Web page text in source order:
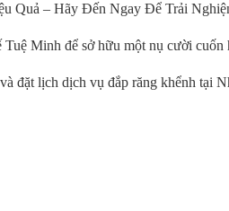
Quả – Hãy Đến Ngay Để Trải
Minh để sở hữu một nụ cười
đặt lịch dịch vụ đắp răng khểnh tại